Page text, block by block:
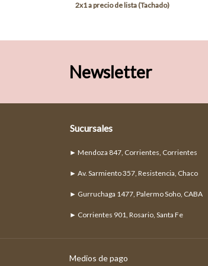
Newsletter
Sucursales
► Mendoza 847, Corrientes, Corrientes
► Av. Sarmiento 357, Resistencia, Chaco
► Gurruchaga 1477, Palermo Soho, CABA
► Corrientes 901, Rosario, Santa Fe
Medios de pago